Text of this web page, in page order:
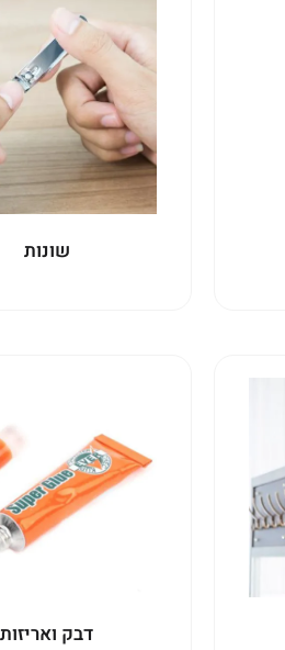
שונות
דבק ואריזות